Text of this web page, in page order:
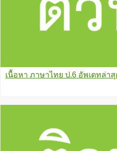
เนื้อหา ภาษาไทย ป.6 อัพเดทล่า